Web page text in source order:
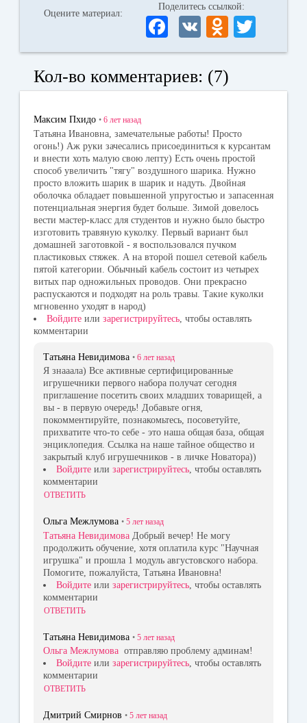
Оцените материал:
Поделитесь ссылкой:
Fa
ce
bo
ok
V
K
O
dn
la
ni
ki
wi
r
Кол-во комментариев: (7)
Максим Пхидо • 6 лет назад
Татьяна Ивановна, замечательные работы! Просто
огонь!) Аж руки зачесались присоединиться к курсантам
и внести хоть малую свою лепту) Есть очень простой
способ увеличить "тягу" воздушного шарика. Нужно
просто вложить шарик в шарик и надуть. Двойная
оболочка обладает повышенной упругостью и запасенная
потенциальная энергия будет больше. Зимой довелось
вести мастер-класс для студентов и нужно было быстро
изготовить травяную куколку. Первый вариант был
домашней заготовкой - я воспользовался пучком
пластиковых стяжек. А на второй пошел сетевой кабель
пятой категории. Обычный кабель состоит из четырех
витых пар одножильных проводов. Они прекрасно
распускаются и подходят на роль травы. Такие куколки
мгновенно уходят в народ)
Войдите или зарегистрируйтесь , чтобы оставлять
комментарии
Татьяна Невидимова • 6 лет назад
Я знааала) Все активные сертифицированные
игрушечники первого набора получат сегодня
приглашение посетить своих младших товарищей, а
вы - в первую очередь! Добавьте огня,
покомментируйте, познакомьтесь, посоветуйте,
прихватите что-то себе - это наша общая база, общая
энциклопедия. Ссылка на наше тайное общество и
закрытый клуб игрушечников - в личке Новатора))
Войдите или зарегистрируйтесь, чтобы оставлять
комментарии
ОТВЕТИТЬ
Ольга Межлумова • 5 лет назад
Татьяна Невидимова Добрый вечер! Не могу
продолжить обучение, хотя оплатила курс "Научная
игрушка" и прошла 1 модуль августовского набора.
Помогите, пожалуйста, Татьяна Ивановна!
Войдите или зарегистрируйтесь , чтобы оставлять
комментарии
ОТВЕТИТЬ
Татьяна Невидимова • 5 лет назад
Ольга Межлумова отправляю проблему админам!
Войдите или зарегистрируйтесь, чтобы оставлять
комментарии
ОТВЕТИТЬ
Дмитрий Смирнов • 5 лет назад